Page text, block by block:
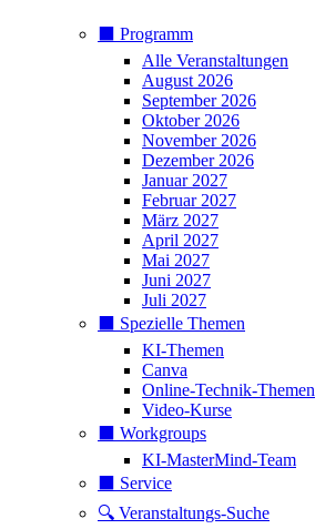
⬛️ Programm
Alle Veranstaltungen
August 2026
September 2026
Oktober 2026
November 2026
Dezember 2026
Januar 2027
Februar 2027
März 2027
April 2027
Mai 2027
Juni 2027
Juli 2027
⬛️ Spezielle Themen
KI-Themen
Canva
Online-Technik-Themen
Video-Kurse
⬛️ Workgroups
KI-MasterMind-Team
⬛️ Service
🔍 Veranstaltungs-Suche